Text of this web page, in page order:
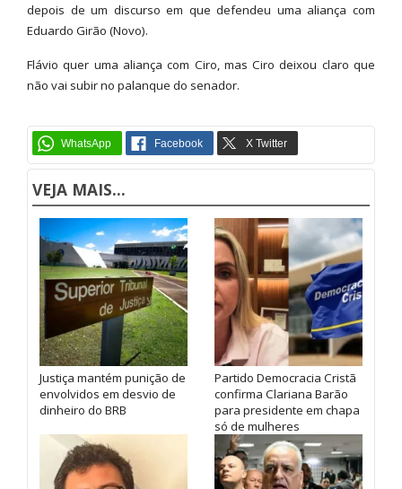
depois de um discurso em que defendeu uma aliança com
Eduardo Girão (Novo).
Flávio quer uma aliança com Ciro, mas Ciro deixou claro que
não vai subir no palanque do senador.
VEJA MAIS...
Justiça mantém punição de
envolvidos em desvio de
dinheiro do BRB
Partido Democracia Cristã
confirma Clariana Barão
para presidente em chapa
só de mulheres